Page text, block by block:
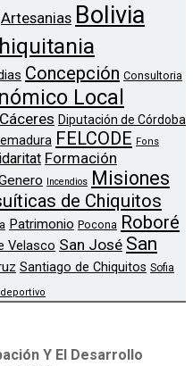
Artesanias Bolivia
Concepción Consultoria
Local
Diputación de Córdoba
FELCODE Fons
Formación
Incendios
Misiones
de Chiquitos
Patrimonio Pocona Roboré
Velasco San José San
Santiago de Chiquitos Sofia
Y El Desarrollo